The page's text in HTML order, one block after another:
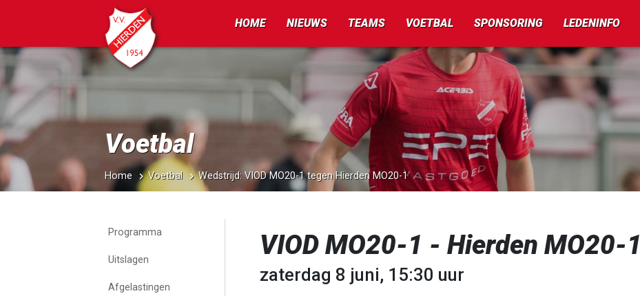
HOME NIEUWS TEAMS VOETBAL SPONSORING LEDENINFO
Voetbal
Home Voetbal Wedstrijd: VIOD MO20-1 tegen Hierden MO20-1
Programma
Uitslagen
Afgelastingen
VIOD MO20-1 - Hierden MO20-1
zaterdag 8 juni, 15:30 uur